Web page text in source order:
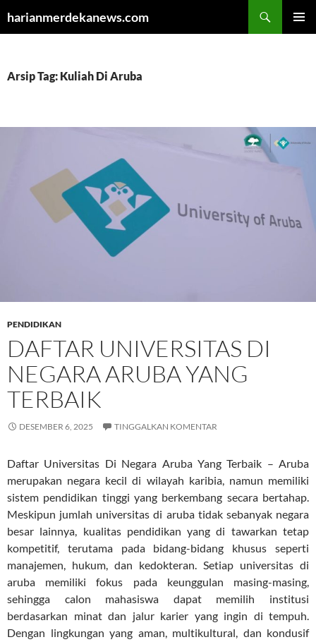
harianmerdekanews.com
Arsip Tag: Kuliah Di Aruba
PENDIDIKAN
DAFTAR UNIVERSITAS DI
NEGARA ARUBA YANG
TERBAIK
DESEMBER 6, 2025 TINGGALKAN KOMENTAR
Daftar Universitas Di Negara Aruba Yang Terbaik – Aruba
merupakan negara kecil di wilayah karibia, namun memiliki
sistem pendidikan tinggi yang berkembang secara bertahap.
Meskipun jumlah universitas di aruba tidak sebanyak negara
besar lainnya, kualitas pendidikan yang di tawarkan tetap
kompetitif, terutama pada bidang-bidang khusus seperti
manajemen, hukum, dan kedokteran. Setiap universitas di
aruba memiliki fokus pada keunggulan masing-masing,
sehingga calon mahasiswa dapat memilih institusi
berdasarkan minat dan jalur karier yang ingin di tempuh.
Dengan lingkungan yang aman, multikultural, dan kondusif